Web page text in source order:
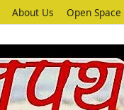
About Us Open Space